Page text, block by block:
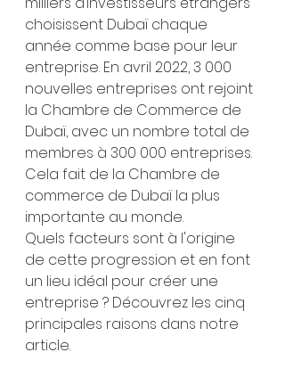
choisissent Dubaï chaque
année comme base pour leur
entreprise. En avril 2022, 3 000
nouvelles entreprises ont rejoint
la Chambre de Commerce de
Dubaï, avec un nombre total de
membres à 300 000 entreprises.
Cela fait de la Chambre de
commerce de Dubaï la plus
importante au monde.
Quels facteurs sont à l'origine
de cette progression et en font
un lieu idéal pour créer une
entreprise ? Découvrez les cinq
principales raisons dans notre
article.